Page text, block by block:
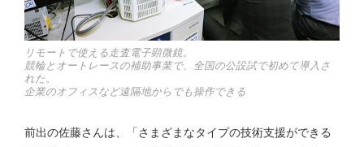
リモートで使える走査電子顕微鏡。
競輪とオートレースの補助事業で、全国の公設試で初めて導入さ
れた。
企業のオフィスなど遠隔地からでも操作できる
前出の佐藤さんは、「さまざまなタイプの技術支援ができる